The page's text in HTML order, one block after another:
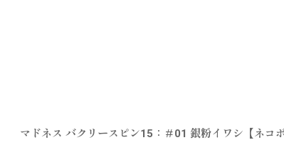
マドネス バクリースピン15：＃01 銀粉イワシ【ネコポ